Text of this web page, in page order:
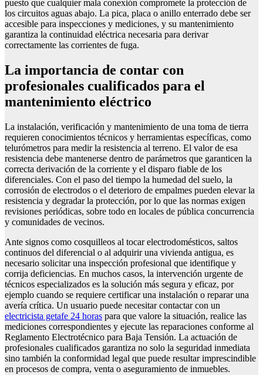
puesto que cualquier mala conexión compromete la protección de
los circuitos aguas abajo. La pica, placa o anillo enterrado debe ser
accesible para inspecciones y mediciones, y su mantenimiento
garantiza la continuidad eléctrica necesaria para derivar
correctamente las corrientes de fuga.
La importancia de contar con
profesionales cualificados para el
mantenimiento eléctrico
La instalación, verificación y mantenimiento de una toma de tierra
requieren conocimientos técnicos y herramientas específicas, como
telurómetros para medir la resistencia al terreno. El valor de esa
resistencia debe mantenerse dentro de parámetros que garanticen la
correcta derivación de la corriente y el disparo fiable de los
diferenciales. Con el paso del tiempo la humedad del suelo, la
corrosión de electrodos o el deterioro de empalmes pueden elevar la
resistencia y degradar la protección, por lo que las normas exigen
revisiones periódicas, sobre todo en locales de pública concurrencia
y comunidades de vecinos.
Ante signos como cosquilleos al tocar electrodomésticos, saltos
continuos del diferencial o al adquirir una vivienda antigua, es
necesario solicitar una inspección profesional que identifique y
corrija deficiencias. En muchos casos, la intervención urgente de
técnicos especializados es la solución más segura y eficaz, por
ejemplo cuando se requiere certificar una instalación o reparar una
avería crítica. Un usuario puede necesitar contactar con un
electricista getafe 24 horas para que valore la situación, realice las
mediciones correspondientes y ejecute las reparaciones conforme al
Reglamento Electrotécnico para Baja Tensión. La actuación de
profesionales cualificados garantiza no solo la seguridad inmediata
sino también la conformidad legal que puede resultar imprescindible
en procesos de compra, venta o aseguramiento de inmuebles.